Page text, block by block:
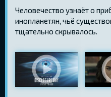
Человечество узнаёт о
инопланетян, чьё
тщательно скрывалось.